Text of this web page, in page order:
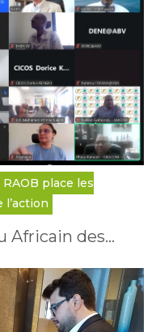
place les
Africain des…